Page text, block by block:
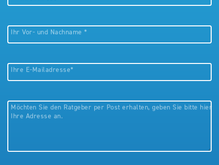
Ihr Vor- und Nachname
Ihre E-Mailadresse
Möchten Sie den Ratgeber per Post erhalten, geben Sie bitte hier
Ihre Adresse an.